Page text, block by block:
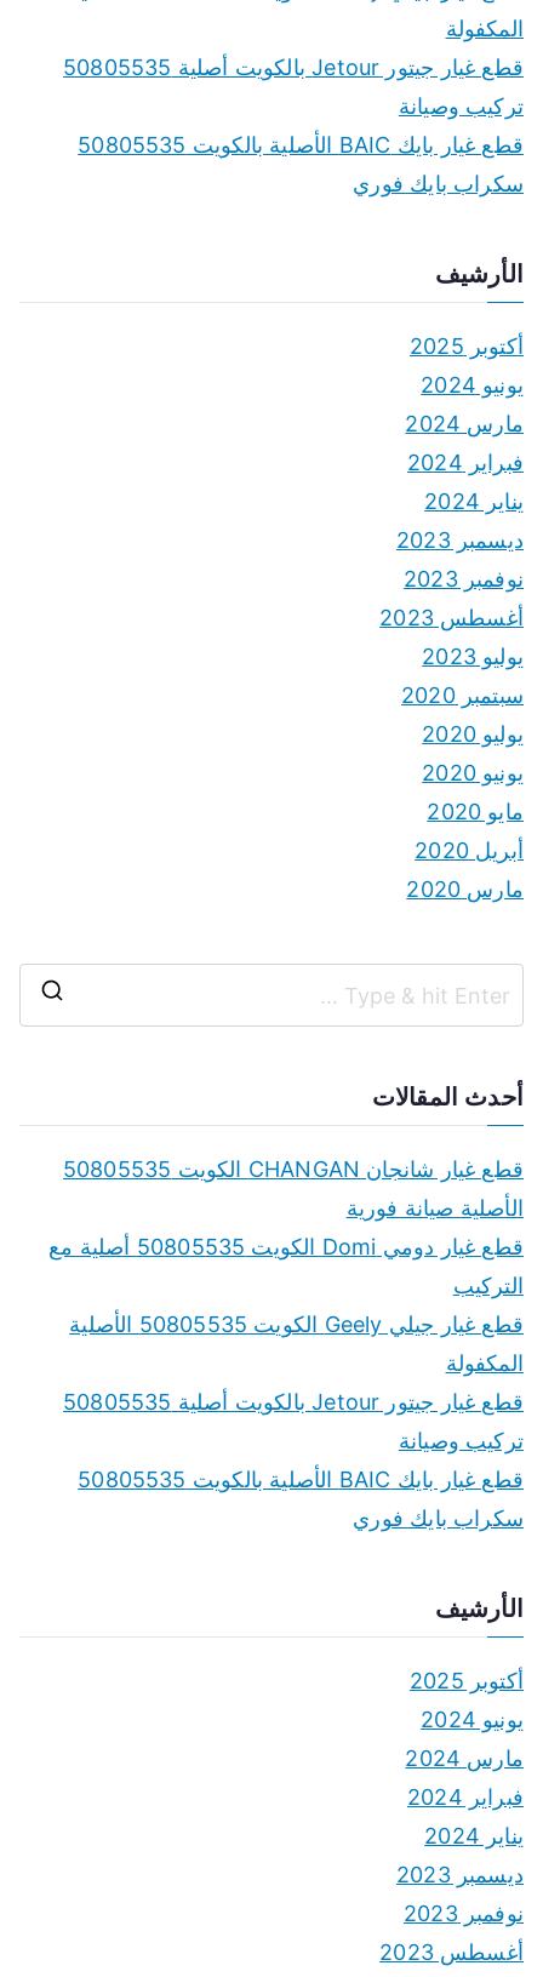
المكفولة
قطع غيار جيتور Jetour بالكويت أصلية 50805535
تركيب وصيانة
قطع غيار بايك BAIC الأصلية بالكويت 50805535
سكراب بايك فوري
الأرشيف
أكتوبر 2025
يونيو 2024
مارس 2024
فبراير 2024
يناير 2024
ديسمبر 2023
نوفمبر 2023
أغسطس 2023
يوليو 2023
سبتمبر 2020
يوليو 2020
يونيو 2020
مايو 2020
أبريل 2020
مارس 2020
r
أحدث المقالات
قطع غيار شانجان CHANGAN الكويت 50805535
الأصلية صيانة فورية
قطع غيار دومي Domi الكويت 50805535 أصلية مع
التركيب
قطع غيار جيلي Geely الكويت 50805535 الأصلية
المكفولة
قطع غيار جيتور Jetour بالكويت أصلية 50805535
تركيب وصيانة
قطع غيار بايك BAIC الأصلية بالكويت 50805535
سكراب بايك فوري
الأرشيف
أكتوبر 2025
يونيو 2024
مارس 2024
فبراير 2024
يناير 2024
ديسمبر 2023
نوفمبر 2023
أغسطس 2023